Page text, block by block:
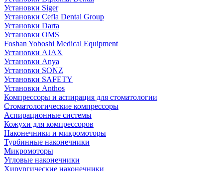
Установки Siger
Установки Cefla Dental Group
Установки Darta
Установки OMS
Foshan Yoboshi Medical Equipment
Установки AJAX
Установки Anya
Установки SONZ
Установки SAFETY
Установки Anthos
Компрессоры и аспирация для стоматологии
Стоматологические компрессоры
Аспирационные системы
Кожухи для компрессоров
Наконечники и микромоторы
Турбинные наконечники
Микромоторы
Угловые наконечники
Хирургические наконечники